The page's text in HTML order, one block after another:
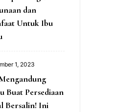
dan
Untuk Ibu
1, 2023
Buat Persediaan
Bersalin! Ini